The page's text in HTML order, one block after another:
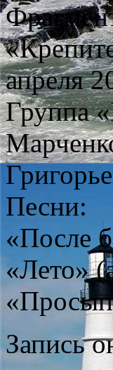
апреля
Группа
Песни:
«После
«Лето»
Запись